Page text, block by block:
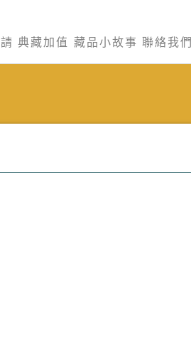
典藏加值 藏品小故事 聯絡我們